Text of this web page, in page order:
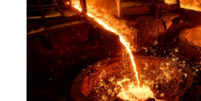
стали